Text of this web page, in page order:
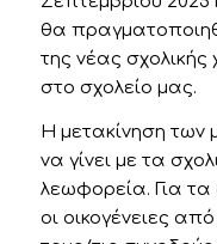
θα
της νέας σχολικής
στο σχολείο μας.
Η μετακίνηση των
να γίνει με τα
λεωφορεία. Για τα
οι οικογένειες από